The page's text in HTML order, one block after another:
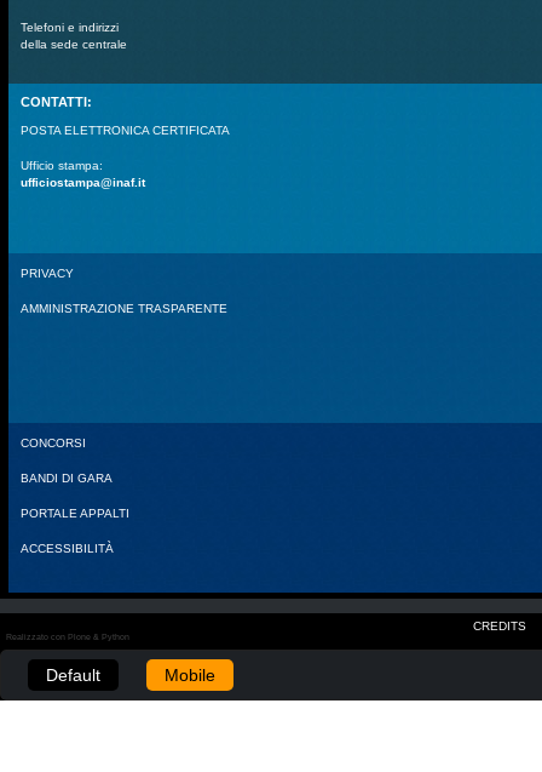
Telefoni e indirizzi
della sede centrale
CONTATTI:
POSTA ELETTRONICA CERTIFICATA
Ufficio stampa:
ufficiostampa@inaf.it
PRIVACY
AMMINISTRAZIONE TRASPARENTE
CONCORSI
BANDI DI GARA
PORTALE APPALTI
ACCESSIBILITÀ
CREDITS
Realizzato con Plone & Python
Default Mobile